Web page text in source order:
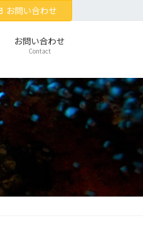
お問い合わせ
お問い合わせ
Contact